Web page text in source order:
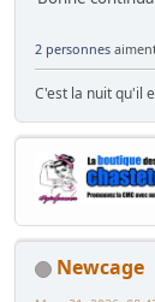
2 personnes
C'est la nuit qu'il
Newcage